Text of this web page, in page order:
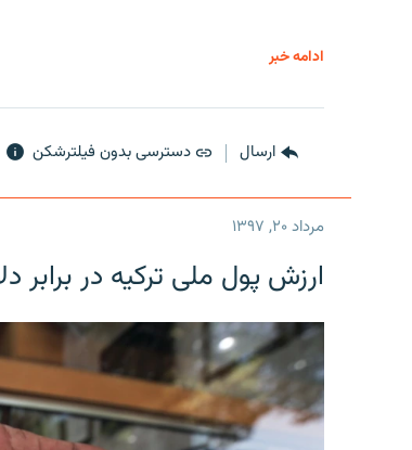
ادامه خبر
ارسال دسترسی بدون فیلترشکن
مرداد ۲۰, ۱۳۹۷
ارزش پول ملی ترکیه در برابر دلار